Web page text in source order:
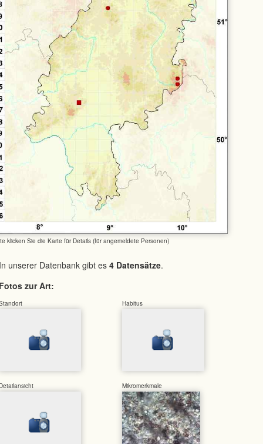
klicken Sie die Karte für Details (für angemeldete Personen)
unserer Datenbank gibt es 4 Datensätze.
zur Art:
Habitus
Mikromerkmale